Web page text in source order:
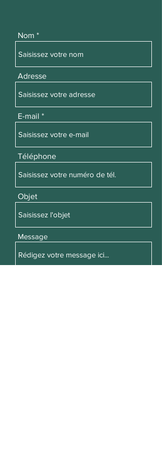
Nom
Adresse
E-mail
Téléphone
Objet
Message